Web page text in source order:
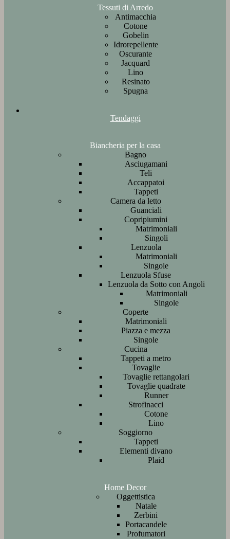
Tessuti di Arredo
Antimacchia
Cotone
Gobelin
Idrorepellente
Oscurante
Jacquard
Lino
Resinato
Spugna
Tendaggi
Biancheria per la casa
Bagno
Asciugamani
Teli
Accappatoi
Tappeti
Camera da letto
Guanciali
Copripiumini
Matrimoniali
Singoli
Lenzuola
Matrimoniali
Singole
Lenzuola Sfuse
Lenzuola da Sotto con Angoli
Matrimoniali
Singole
Coperte
Matrimoniali
Piazza e mezza
Singole
Cucina
Tappeti a metro
Tovaglie
Tovaglie rettangolari
Tovaglie quadrate
Runner
Strofinacci
Cotone
Lino
Soggiorno
Tappeti
Elementi divano
Plaid
Home Decor
Oggettistica
Natale
Zerbini
Portacandele
Profumatori